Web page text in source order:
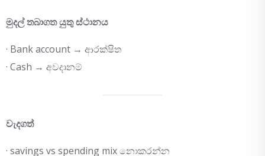
මුදල් තබාගත යුතු ස්ථානය
· Bank account → ආරක්ෂිත
· Cash → අවදානම්
වැදගත්
· savings vs spending mix නොකරන්න